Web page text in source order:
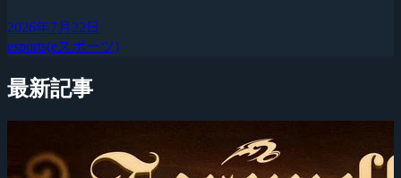
2026年7月22日
esports(eスポーツ)
最新記事